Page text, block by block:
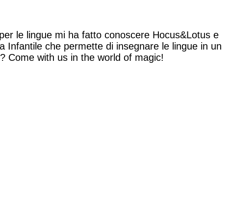
le lingue mi ha fatto conoscere Hocus&Lotus e
che permette di insegnare le lingue in un
Come with us in the world of magic!